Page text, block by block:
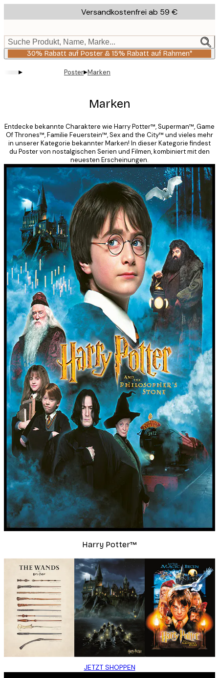
to
content.
Versandkostenfrei ab 59 €
Suche Produkt, Name, Marke...
30% Rabatt auf Poster & 15% Rabatt auf Rahmen*
▸ Poster▸Marken
Marken
Entdecke bekannte Charaktere wie Harry Potter™, Superman™, Game
Of Thrones™, Familie Feuerstein™, Sex and the City™ und vieles mehr
in unserer Kategorie bekannter Marken! In dieser Kategorie findest
du Poster von nostalgischen Serien und Filmen, kombiniert mit den
neuesten Erscheinungen.
Harry Potter™
JETZT SHOPPEN